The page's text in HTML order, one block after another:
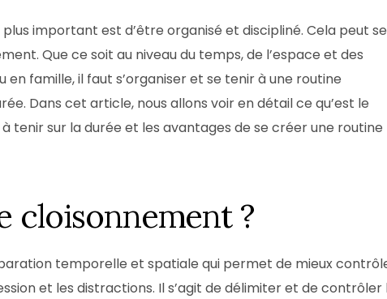
Box Shooting Graduation
Séance photo Remise de Diplôme
Box Shooting Maman & Moi
Mères
important est d’être organisé et discipliné. Cela peut se
Que ce soit au niveau du temps, de l’espace et des
en famille, il faut s’organiser et se tenir à une routine
Dans cet article, nous allons voir en détail ce qu’est le
tenir sur la durée et les avantages de se créer une routine
cloisonnement ?
temporelle et spatiale qui permet de mieux
et les distractions. Il s’agit de délimiter et de contrôler